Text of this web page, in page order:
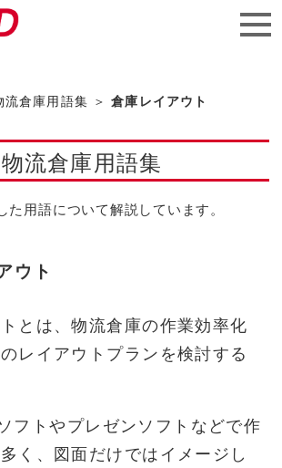
流倉庫用語集 ＞倉庫レイアウト
物流倉庫用語集
た用語について解説しています。
ウト
とは、物流倉庫の作業効率化
レイアウトプランを検討する
フトやプレゼンソフトなどで作
く、図面だけではイメージし